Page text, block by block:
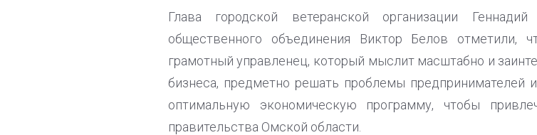
Глава городской ветеранской организации
общественного объединения Виктор Белов отметили,
грамотный управленец, который мыслит масштабно и
бизнеса, предметно решать проблемы предпринимателей
оптимальную экономическую программу, чтобы
правительства Омской области.